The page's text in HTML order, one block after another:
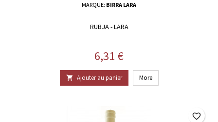
MARQUE: BIRRA LARA
RUBJA - LARA
Prix
6,31 €
 Ajouter au panier More
favorite_border